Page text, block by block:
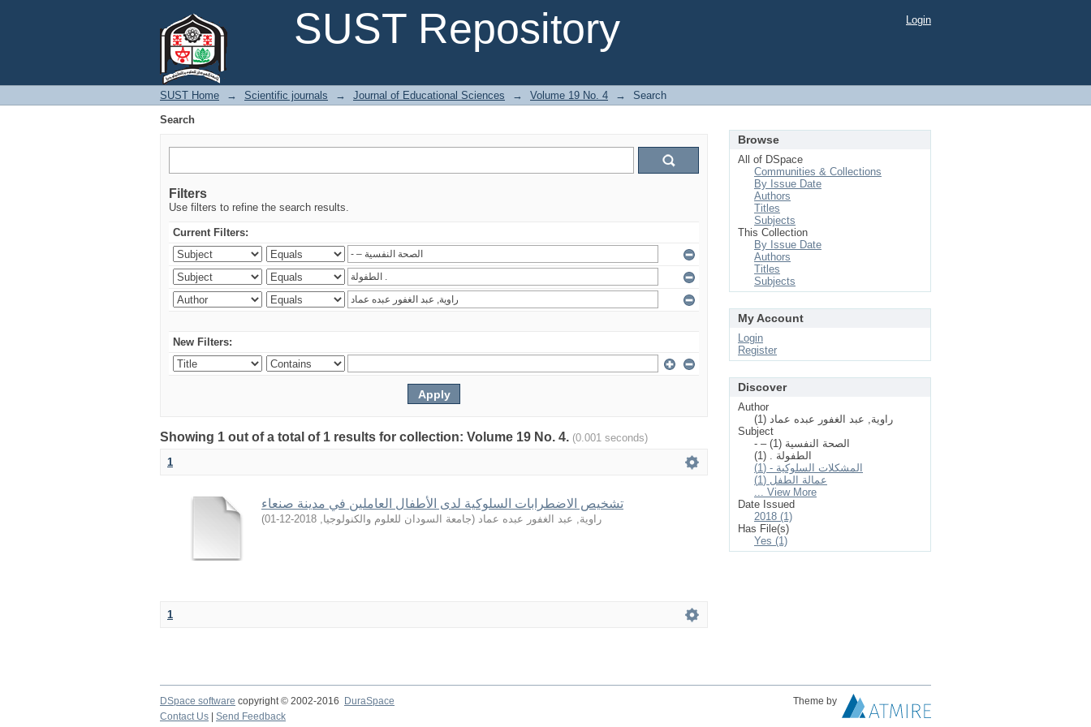
SUST Repository
Login
SUST Home → Scientific journals → Journal of Educational Sciences → Volume 19 No. 4 →
Search
Search
Filters
Use filters to refine the search results.
Current Filters:
New Filters:
Showing 1 out of a total of 1 results for collection: Volume 19 No. 4. (0.001 seconds)
1
تشخيص الاضطرابات السلوكية لدى الأطفال العاملين في مدينة صنعاء
راوية, عبد الغفور عبده عماد (جامعة السودان للعلوم والكنولوجيا,
2018-12-01
)
1
Browse
All of DSpace
Communities & Collections
By Issue Date
Authors
Titles
Subjects
This Collection
By Issue Date
Authors
Titles
Subjects
My Account
Login
Register
Discover
Author
راوية, عبد الغفور عبده عماد (1)
Subject
- – الصحة النفسية (1)
الطفولة . (1)
المشكلات السلوكية - (1)
عمالة الطفل (1)
... View More
Date Issued
2018 (1)
Has File(s)
Yes (1)
DSpace software copyright © 2002-2016 DuraSpace
Theme by
Contact Us
Send Feedback